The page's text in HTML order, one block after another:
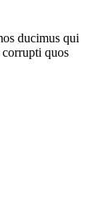
ducimus qui
quos